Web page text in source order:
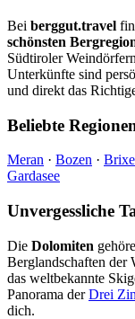
Bei berggut.travel
schönsten
Südtiroler
Unterkünfte sind
und direkt das
Beliebte
Meran · Bozen ·
Gardasee
Unvergessliche
Die Dolomiten
Berglandschaften der
das weltbekannte
Panorama derDrei
dich.